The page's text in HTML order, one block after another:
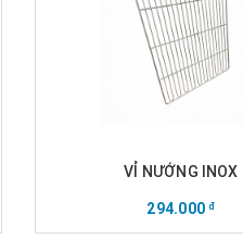
VỈ NƯỚNG INOX
294.000đ